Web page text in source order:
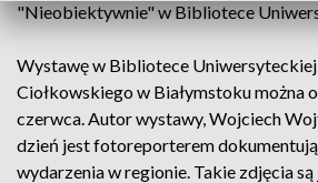
"Nieobiektywnie" w Bibliotece
Wystawę w Bibliotece
Ciołkowskiego w Białymstoku można
czerwca. Autor wystawy, Wojciech
dzień jest fotoreporterem
wydarzenia w regionie. Takie zdjęcia